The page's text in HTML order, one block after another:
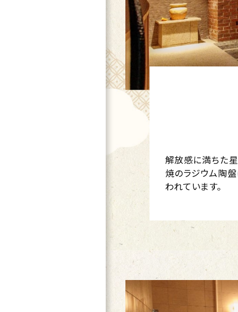
解放感に満ちた
焼のラジウム陶
われています。